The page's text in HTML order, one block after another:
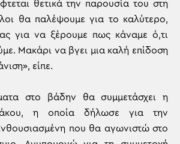
θετικά την παρουσία του στη
θα παλέψουμε για το καλύτερο,
για να ξέρουμε πως κάναμε ό,τι
Μακάρι να βγει μια καλή επίδοση
είπε.
στο βάδην θα συμμετάσχει η
η οποία δήλωσε για την
που θα αγωνιστώ στο